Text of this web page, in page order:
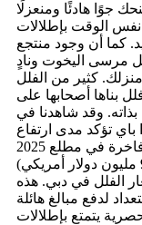
جوًا هادئًا ومنعزلًا
الوقت بإطلالات
كما أن وجود منتجع
مرسى اليخوت ونادٍ
كثير من الفلل
بناها أصحابها على
وقد شاهدنا في
تؤكد مدى ارتفاع
قيمة عقاراتها، أبرزها بيع فيلا مخصصة فاخرة في مطلع 2025
(حوالي 90 مليون دولار أمريكي)
الفلل في دبي. هذه
لدفع مبالغ هائلة
يتمتع بإطلالات